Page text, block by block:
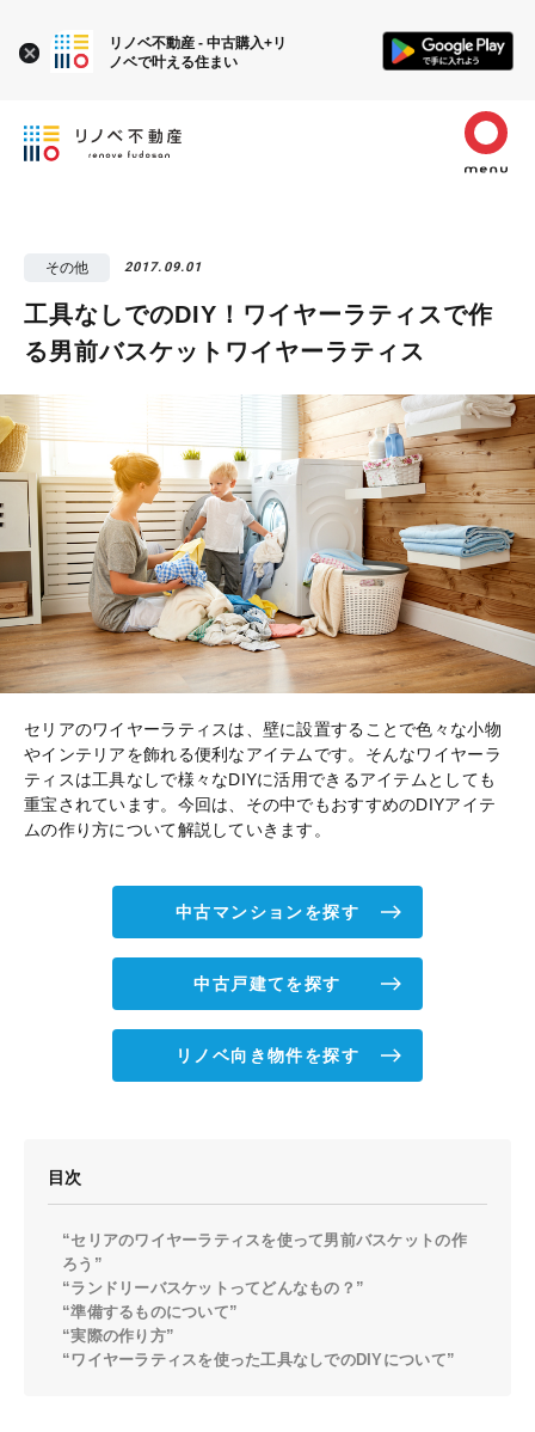
その他 2017.09.01
工具なしでのDIY！ワイヤーラティスで作
る男前バスケットワイヤーラティス
セリアのワイヤーラティスは、壁に設置することで色々な小物
やインテリアを飾れる便利なアイテムです。そんなワイヤーラ
ティスは工具なしで様々なDIYに活用できるアイテムとしても
重宝されています。今回は、その中でもおすすめのDIYアイテ
ムの作り方について解説していきます。
中古マンションを探す
中古戸建てを探す
リノベ向き物件を探す
目次
“セリアのワイヤーラティスを使って男前バスケットの作
ろう”
“ランドリーバスケットってどんなもの？”
“準備するものについて”
“実際の作り方”
“ワイヤーラティスを使った工具なしでのDIYについて”
リノベ不動産 - 中古購入+リ
ノベで叶える住まい